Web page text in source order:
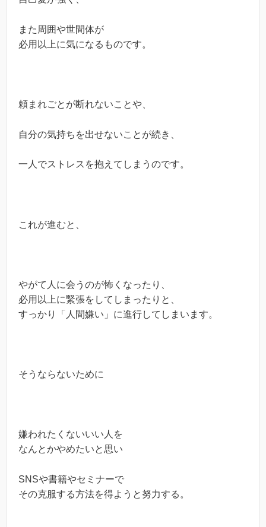
また周囲や世間体が
必用以上に気になるものです。
頼まれごとが断れないことや、
自分の気持ちを出せないことが続き、
一人でストレスを抱えてしまうのです。
これが進むと、
やがて人に会うのが怖くなったり、
必用以上に緊張をしてしまったりと、
すっかり「人間嫌い」に進行してしまいます。
そうならないために
嫌われたくないいい人を
なんとかやめたいと思い
SNSや書籍やセミナーで
その克服する方法を得ようと努力する。